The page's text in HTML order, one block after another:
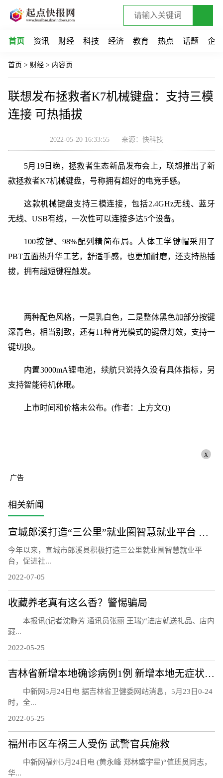
首页 资讯 财经 科技 经济 教育 热点 话题 企业
首页 > 财经 > 内容页
联想发布拯救者K7机械键盘：支持三模
连接 可热插拔
2022-05-20 16:33:55 来源：快科技
5月19日晚，拯救者生态新品发布会上，联想推出了新
款拯救者K7机械键盘，号称拥有超好的电竞手感。
这款机械键盘支持三模连接，包括2.4GHz无线、蓝牙
无线、USB有线，一次性可以连接多达5个设备。
100按键、98%配列精简布局。人体工学键帽采用了
PBT五面热升华工艺，舒适手感，也更加耐磨，还支持热插
拔，拥有超短键程触发。
两种配色风格，一是乳白色，二是整体黑色加部分按键
深青色，相当别致，还有11种背光模式的键盘灯效，支持一
键切换。
内置3000mA锂电池，续航只说持久没有具体指标，另
支持智能待机休眠。
上市时间和价格未公布。(作者：上方文Q)
x
广告
相关新闻
宣城郎溪打造“三公里”就业圈智慧就业平台 为居民提供就业岗位
今年以来，宣城市郎溪县积极打造三公里就业圈智慧就业平
台，促进社...
2022-07-05
收藏养老真有这么香？警惕骗局
本报讯(记者沈静芳 通讯员张丽 王瑞)“进店就送礼品、店内
藏...
2022-05-25
吉林省新增本地确诊病例1例 新增本地无症状感染者7例
中新网5月24日电 据吉林省卫健委网站消息，5月23日0-24
时，全...
2022-05-25
福州市区车祸三人受伤 武警官兵施救
中新网福州5月24日电 (黄永峰 郑林盛宇星)“值班员同志，
华...